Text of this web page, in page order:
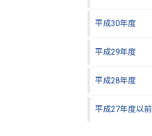
平成30年度
平成29年度
平成28年度
平成27年度以前